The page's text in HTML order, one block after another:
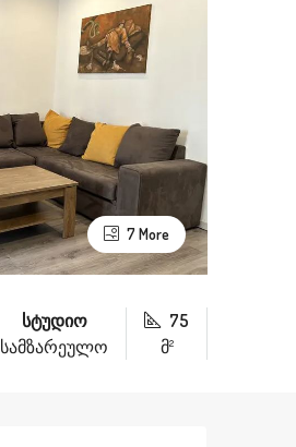
7 More
სტუდიო
სამზარეულო
75
მ²